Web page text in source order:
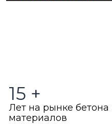
15 +
Лет на рынке
материалов